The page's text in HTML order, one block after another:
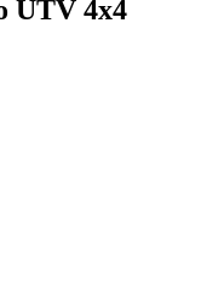
UTV 4x4